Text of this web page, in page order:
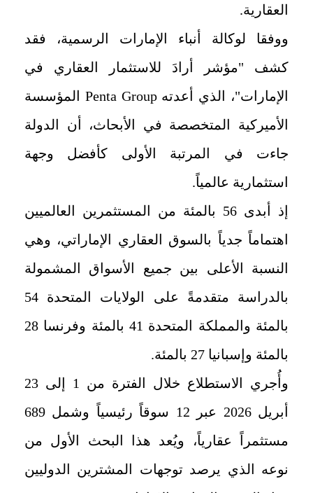
العقارية.
ووفقا لوكالة أنباء الإمارات الرسمية، فقد
كشف "مؤشر أرادَ للاستثمار العقاري في
الإمارات"، الذي أعدته Penta Group المؤسسة
الأميركية المتخصصة في الأبحاث، أن الدولة
جاءت في المرتبة الأولى كأفضل وجهة
استثمارية عالمياً.
إذ أبدى 56 بالمئة من المستثمرين العالميين
اهتماماً جدياً بالسوق العقاري الإماراتي، وهي
النسبة الأعلى بين جميع الأسواق المشمولة
بالدراسة متقدمةً على الولايات المتحدة 54
بالمئة والمملكة المتحدة 41 بالمئة وفرنسا 28
بالمئة وإسبانيا 27 بالمئة.
وأُجري الاستطلاع خلال الفترة من 1 إلى 23
أبريل 2026 عبر 12 سوقاً رئيسياً وشمل 689
مستثمراً عقارياً، ويُعد هذا البحث الأول من
نوعه الذي يرصد توجهات المشترين الدوليين